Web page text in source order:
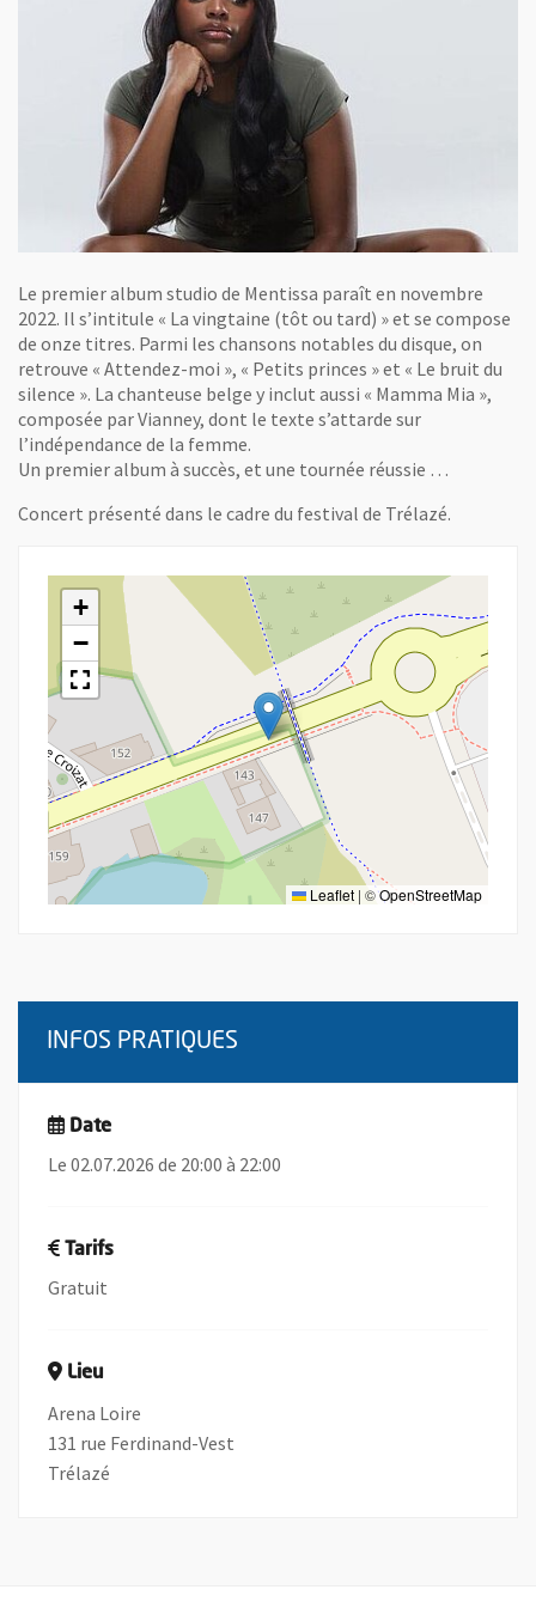
Le premier album studio de Mentissa paraît en novembre
2022. Il s’intitule « La vingtaine (tôt ou tard) » et se compose
de onze titres. Parmi les chansons notables du disque, on
retrouve « Attendez-moi », « Petits princes » et « Le bruit du
silence ». La chanteuse belge y inclut aussi « Mamma Mia »,
composée par Vianney, dont le texte s’attarde sur
l’indépendance de la femme.
Un premier album à succès, et une tournée réussie …
Concert présenté dans le cadre du festival de Trélazé.
+
−
Leaflet | ©OpenStreetMap
INFOS PRATIQUES
Date
Le 02.07.2026 de 20:00 à 22:00
Tarifs
Gratuit
Lieu
Arena Loire
131 rue Ferdinand-Vest
Trélazé